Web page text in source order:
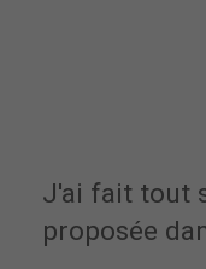
J'ai fait tout
proposée